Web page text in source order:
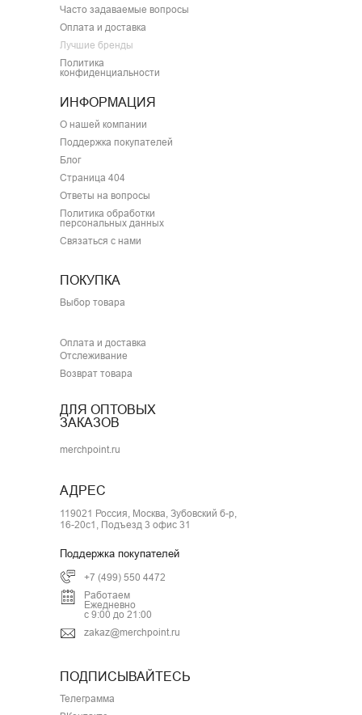
ИНФОРМАЦИЯ
ПОКУПКА
АДРЕС
ПОДПИСЫВАЙТЕСЬ
Часто задаваемые вопросы
Оплата и доставка
Лучшие бренды
Политика
конфиденциальности
О нашей компании
Поддержка покупателей
Блог
Страница 404
Ответы на вопросы
Политика обработки
персональных данных
Связаться с нами
Выбор товара
Оплата и доставка
Отслеживание
119021 Россия, Москва, Зубовский б-р,
16-20с1, Подъезд 3 офис 31
Поддержка покупателей
+7 (499) 550 4472
Работаем
Ежедневно
с 9:00 до 21:00
zakaz@merchpoint.ru
Возврат товара
Телеграмма
ДЛЯ ОПТОВЫХ
ЗАКАЗОВ
merchpoint.ru